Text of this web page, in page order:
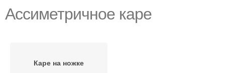
Ассиметричное каре
Каре на ножке